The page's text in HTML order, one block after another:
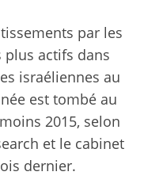
par les
plus actifs dans
israéliennes au
est tombé au
2015, selon
et le cabinet
dernier.